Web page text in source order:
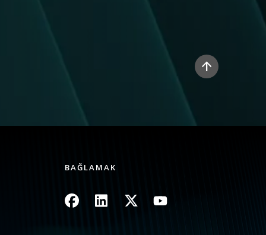
BAĞLAMAK
Resim Resim Resim Resim